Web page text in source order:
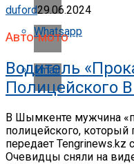
Whatsapp
Email
duford29.06.2024
Авто-мото
Водитель
Полицейского
В Шымкенте мужчина
полицейского, который
передает Tengrinews.kz
Очевидцы сняли на